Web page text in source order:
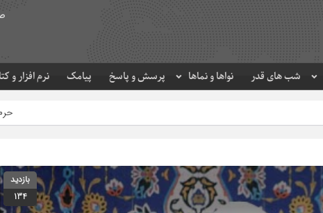
شب های قدر نواها و نماها پرسش و پاسخ پیامک نرم افزار و
حرم مطهر امام رضا (ع)
بازدید
134